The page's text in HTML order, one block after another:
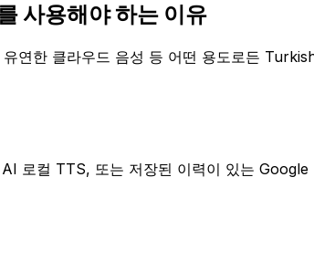
사용해야 하는 이유
연한 클라우드 음성 등 어떤 용도로든
로컬 TTS, 또는 저장된 이력이 있는